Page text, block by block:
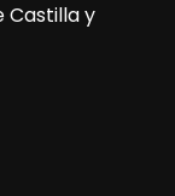
Castilla y